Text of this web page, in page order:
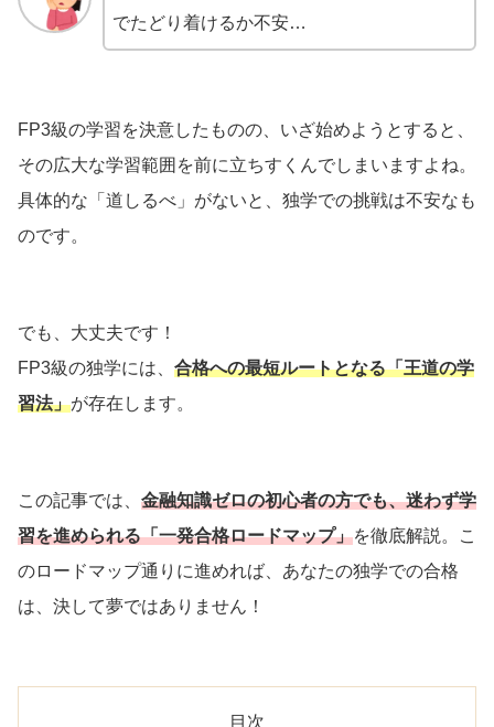
でたどり着けるか不安…
FP3級の学習を決意したものの、いざ始めようとすると、
その広大な学習範囲を前に立ちすくんでしまいますよね。
具体的な「道しるべ」がないと、独学での挑戦は不安なも
のです。
でも、大丈夫です！
FP3級の独学には、 合格への最短ルートとなる「王道の学
習法」が存在します。
この記事では、 金融知識ゼロの初心者の方でも、迷わず学
習を進められる「一発合格ロードマップ」を徹底解説。こ
のロードマップ通りに進めれば、あなたの独学での合格
は、決して夢ではありません！
目次